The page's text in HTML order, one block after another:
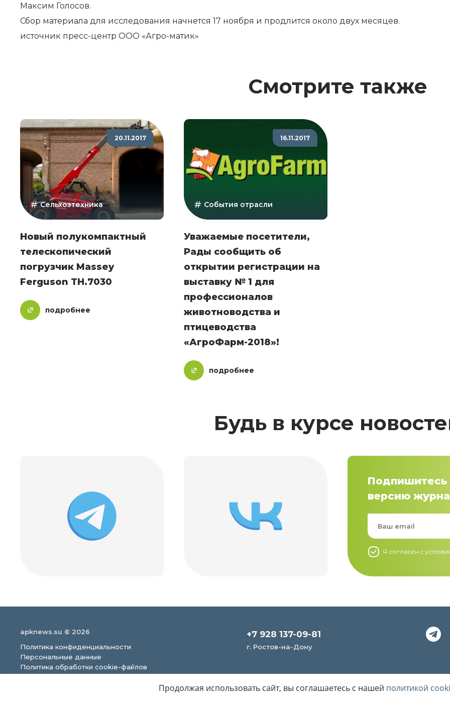
Максим Голосов.
Сбор материала для исследования начнется 17 ноября и продлится около двух месяцев.
источник пресс-центр ООО «Агро-матик»
Смотрите также
20.11.2017
Сельхозтехника
Новый полукомпактный
телескопический
погрузчик Massey
Ferguson TH.7030
подробнее
16.11.2017
События отрасли
Уважаемые посетители,
Рады сообщить об
открытии регистрации на
выставку № 1 для
профессионалов
животноводства и
птицеводства
«АгроФарм-2018»!
подробнее
Будь в курсе
Подпишитесь
версию
Я согласен c
apknews.su © 2026
Политика конфиденциальности
Персональные данные
Политика обработки cookie-файлов
+7 928 137-09-81
г. Ростов-на-Дону
Продолжая использовать сайт, вы соглашаетесь с нашей политикой